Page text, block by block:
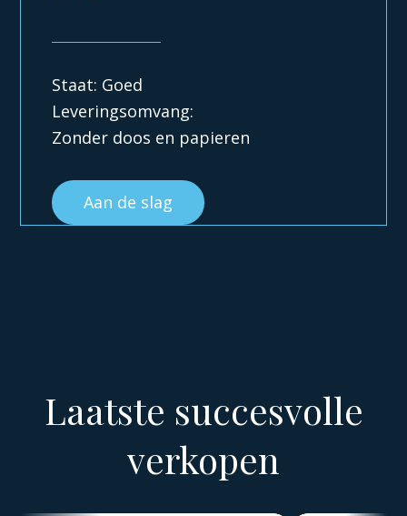
Staat: Goed
Leveringsomvang:
Zonder doos en papieren
Aan de slag
Laatste succesvolle
verkopen